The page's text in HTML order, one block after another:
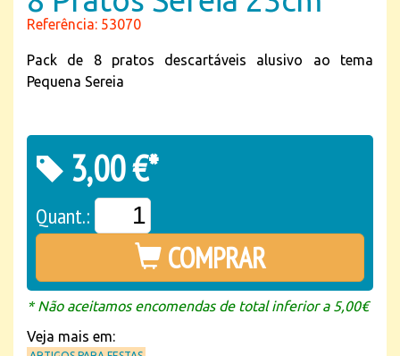
Referência: 53070
Pack de 8 pratos descartáveis alusivo ao tema
Pequena Sereia
3,00 €*
Quant.:
COMPRAR
* Não aceitamos encomendas de total inferior a 5,00€
Veja mais em: